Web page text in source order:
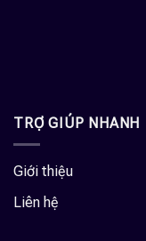
TRỢ GIÚP NHANH
Giới thiệu
Liên hệ